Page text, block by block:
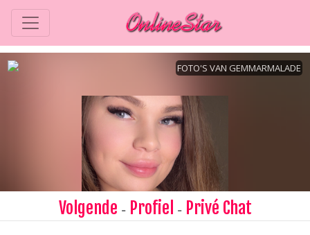
Volgende - Profiel - Privé Chat